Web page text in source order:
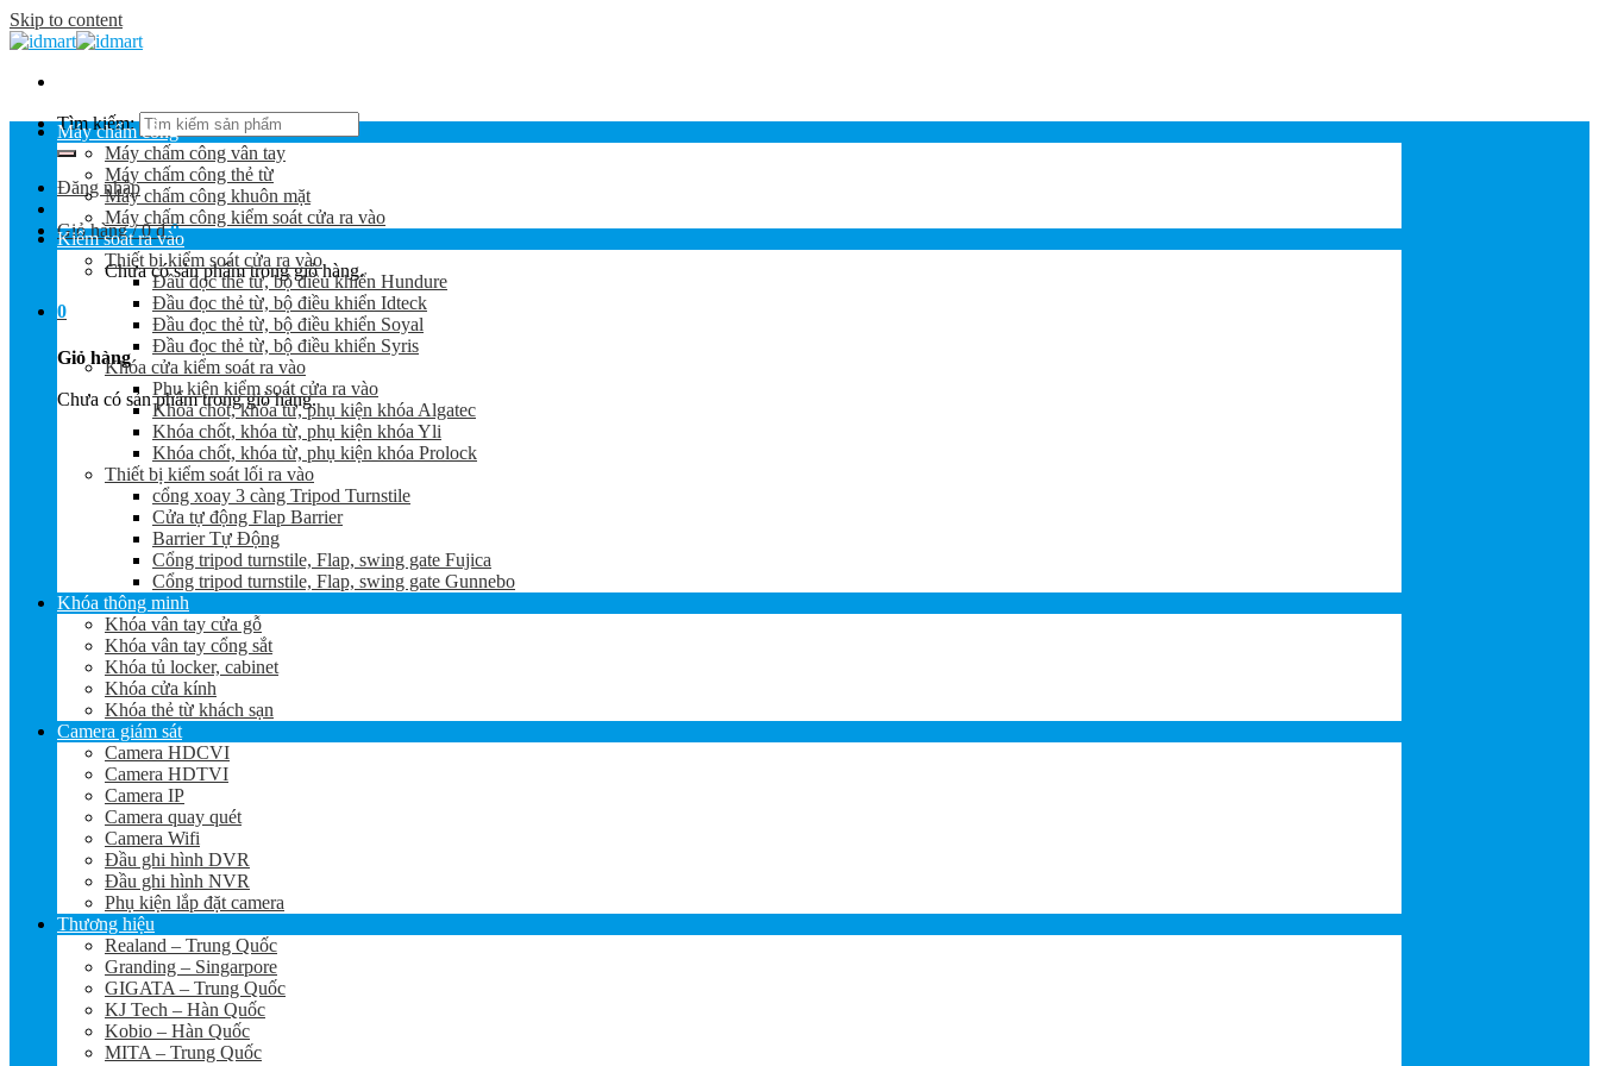
Skip to content
Tìm kiếm:
Đăng nhập
Giỏ hàng /0₫ 0
Chưa có sản phẩm trong giỏ hàng.
0
Giỏ hàng
Chưa có sản phẩm trong giỏ hàng.
Máy chấm công
Máy chấm công vân tay
Máy chấm công thẻ từ
Máy chấm công khuôn mặt
Máy chấm công kiểm soát cửa ra vào
Kiểm soát ra vào
Thiết bị kiểm soát cửa ra vào
Đầu đọc thẻ từ, bộ điều khiển Hundure
Đầu đọc thẻ từ, bộ điều khiển Idteck
Đầu đọc thẻ từ, bộ điều khiển Soyal
Đầu đọc thẻ từ, bộ điều khiển Syris
Khóa cửa kiểm soát ra vào
Phụ kiện kiểm soát cửa ra vào
Khóa chốt, khóa từ, phụ kiện khóa Algatec
Khóa chốt, khóa từ, phụ kiện khóa Yli
Khóa chốt, khóa từ, phụ kiện khóa Prolock
Thiết bị kiểm soát lối ra vào
cổng xoay 3 càng Tripod Turnstile
Cửa tự động Flap Barrier
Barrier Tự Động
Cổng tripod turnstile, Flap, swing gate Fujica
Cổng tripod turnstile, Flap, swing gate Gunnebo
Khóa thông minh
Khóa vân tay cửa gỗ
Khóa vân tay cổng sắt
Khóa tủ locker, cabinet
Khóa cửa kính
Khóa thẻ từ khách sạn
Camera giám sát
Camera HDCVI
Camera HDTVI
Camera IP
Camera quay quét
Camera Wifi
Đầu ghi hình DVR
Đầu ghi hình NVR
Phụ kiện lắp đặt camera
Thương hiệu
Realand – Trung Quốc
Granding – Singarpore
GIGATA – Trung Quốc
KJ Tech – Hàn Quốc
Kobio – Hàn Quốc
MITA – Trung Quốc